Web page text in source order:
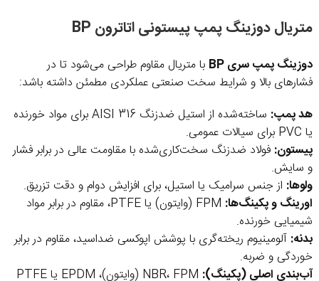
متریال دوزینگ پمپ پیستونی اتاترون BP
دوزینگ پمپ سری BP
با متریال مقاوم طراحی می‌شود تا در
فشارهای بالا و شرایط سخت صنعتی عملکردی مطمئن داشته باشد:
هد پمپ:
ساخته‌شده از استیل ضدزنگ AISI 316 برای مواد خورنده
یا PVC برای سیالات عمومی.
پیستون: فولاد ضدزنگ سخت‌کاری‌شده با مقاومت عالی در برابر فشار
و سایش.
ولوها: از جنس سرامیک یا استیل، برای افزایش دوام و دقت تزریق.
اورینگ و پکینگ‌ها:
FPM (وایتون) یا PTFE، مقاوم در برابر مواد
شیمیایی خورنده.
بدنه: آلومینیوم ریخته‌گری با پوشش اپوکسی ضداسید، مقاوم در برابر
خوردگی و ضربه.
آب‌بندی اصلی (پکینگ):